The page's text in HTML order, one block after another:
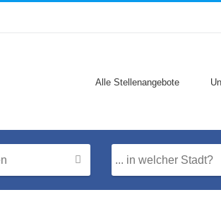
Alle Stellenangebote